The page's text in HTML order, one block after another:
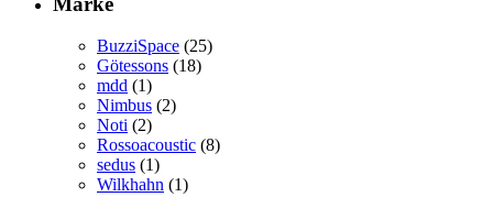
BuzziSpace (25)
Götessons (18)
mdd (1)
Nimbus (2)
Noti (2)
Rossoacoustic (8)
sedus (1)
Wilkhahn (1)